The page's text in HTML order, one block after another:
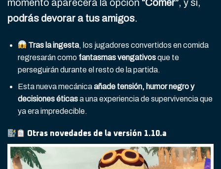
momento aparecerá la opción “Comer”, y sí,
podrás devorar a tus amigos.
Tras la ingesta, los jugadores convertidos en comida
regresarán como fantasmas vengativosque te
perseguirán durante el resto de la partida.
Esta nueva mecánicaañade tensión, humor negro y
decisiones éticasa una experiencia de supervivencia que
ya era impredecible.
Otras novedades de la versión 1.10.a